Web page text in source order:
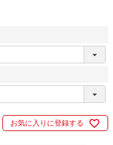
お気に入りに登録する